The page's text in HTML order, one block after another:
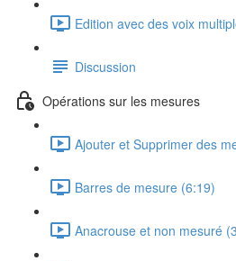
Edition avec des voix
Discussion
Opérations sur les mesures
Ajouter et Supprimer des
Barres de mesure (6:19)
Anacrouse et non mesuré